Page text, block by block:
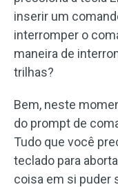
inserir um
interromper o
maneira de
trilhas?
Bem, neste
do prompt de
Tudo que você
teclado para
coisa em si puder